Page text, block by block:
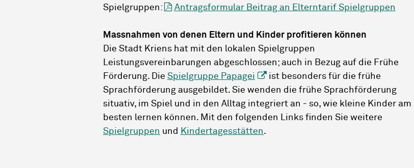
Spielgruppen:
Antragsformular Beitrag an Elterntarif Spielgruppen
Massnahmen von denen Eltern und Kinder profitieren können
Die Stadt Kriens hat mit den lokalen Spielgruppen
Leistungsvereinbarungen abgeschlossen; auch in Bezug auf die Frühe
Förderung. Die Spielgruppe Papagei
ist besonders für die frühe
Sprachförderung ausgebildet. Sie wenden die frühe Sprachförderung
situativ, im Spiel und in den Alltag integriert an - so, wie kleine Kinder am
besten lernen können. Mit den folgenden Links finden Sie weitere
Spielgruppen und Kindertagesstätten.